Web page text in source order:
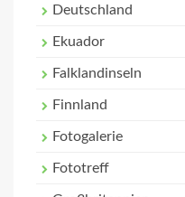
Deutschland
Ekuador
Falklandinseln
Finnland
Fotogalerie
Fototreff